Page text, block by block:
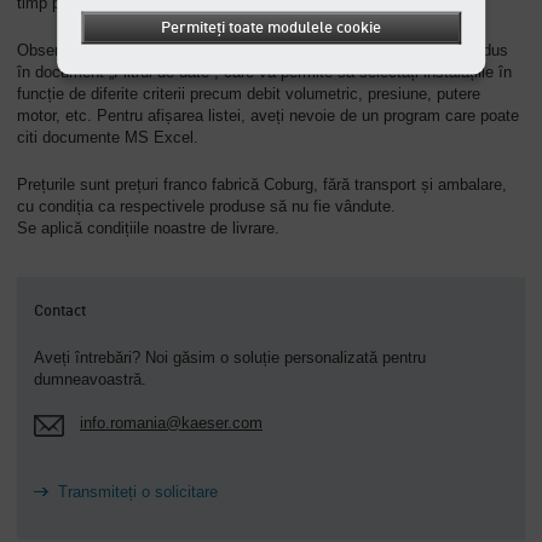
Observație: Pentru a putea găsi mai ușor instalația dorită, am introdus
în document „Filtrul de date”, care vă permite să selectați instalațiile în
funcție de diferite criterii precum debit volumetric, presiune, putere
motor, etc. Pentru afișarea listei, aveți nevoie de un program care poate
citi documente MS Excel.
Prețurile sunt prețuri franco fabrică Coburg, fără transport și ambalare,
cu condiția ca respectivele produse să nu fie vândute.
Se aplică condițiile noastre de livrare.
Contact
Aveți întrebări? Noi găsim o soluție personalizată pentru
dumneavoastră.
info.romania@kaeser.com
Transmiteți o solicitare
Permiteți toate modulele cookie